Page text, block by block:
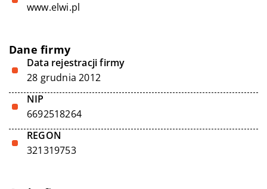
www.elwi.pl
Dane firmy
Data rejestracji firmy
28 grudnia 2012
NIP
6692518264
REGON
321319753